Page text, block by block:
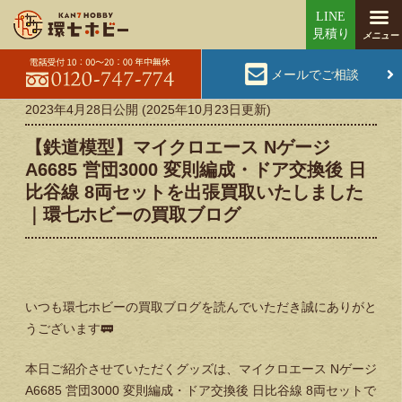
メールでご相談
2023年4月28日公開 (2025年10月23日更新)
【鉄道模型】マイクロエース Nゲージ
A6685 営団3000 変則編成・ドア交換後 日
比谷線 8両セットを出張買取いたしました
｜環七ホビーの買取ブログ
いつも環七ホビーの買取ブログを読んでいただき誠にありがと
うございます🚃
本日ご紹介させていただくグッズは、マイクロエース Nゲージ
A6685 営団3000 変則編成・ドア交換後 日比谷線 8両セットで